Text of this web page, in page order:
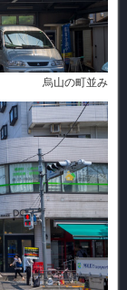
烏山の町並み